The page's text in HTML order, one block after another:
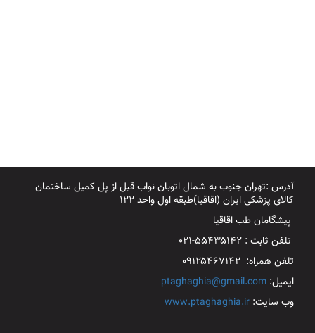
آدرس :تهران جنوب به شمال اتوبان نواب قبل از پل کمیل ساختمان
کالای پزشکی ایران (اقاقیا)طبقه اول واحد ۱۲۲
پیشگامان طب اقاقیا
تلفن ثابت : ۵۵۴۳۵۱۴۲-۰۲۱
تلفن همراه: ۰۹۱۲۵۴۶۷۱۴۲
ایمیل: ptaghaghia@gmail.com
وب سایت: www.ptaghaghia.ir